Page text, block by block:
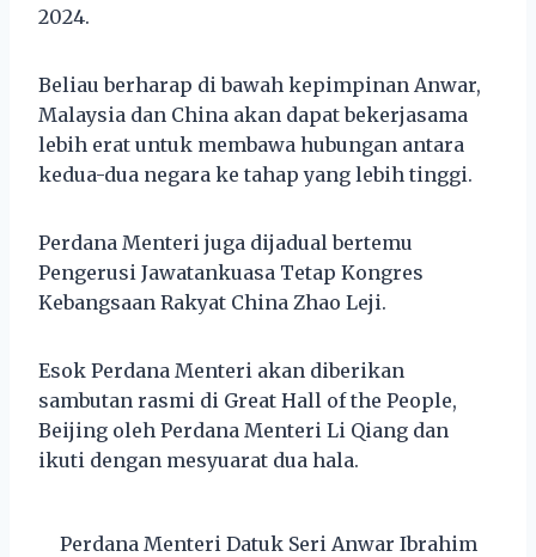
2024.
Beliau berharap di bawah kepimpinan Anwar,
Malaysia dan China akan dapat bekerjasama
lebih erat untuk membawa hubungan antara
kedua-dua negara ke tahap yang lebih tinggi.
Perdana Menteri juga dijadual bertemu
Pengerusi Jawatankuasa Tetap Kongres
Kebangsaan Rakyat China Zhao Leji.
Esok Perdana Menteri akan diberikan
sambutan rasmi di Great Hall of the People,
Beijing oleh Perdana Menteri Li Qiang dan
ikuti dengan mesyuarat dua hala.
Perdana Menteri Datuk Seri Anwar Ibrahim